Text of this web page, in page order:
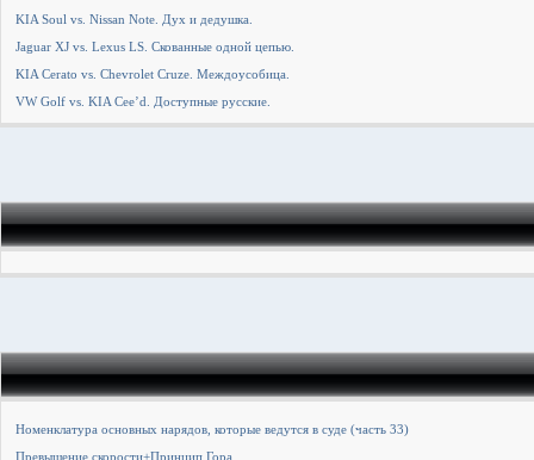
KIA Soul vs. Nissan Note. Дух и дедушка.
Jaguar XJ vs. Lexus LS. Скованные одной цепью.
KIA Cerato vs. Chevrolet Cruze. Междоусобица.
VW Golf vs. KIA Cee’d. Доступные русские.
Номенклатура основных нарядов, которые ведутся в суде (часть 33)
Превышение скорости+Принцип Гора